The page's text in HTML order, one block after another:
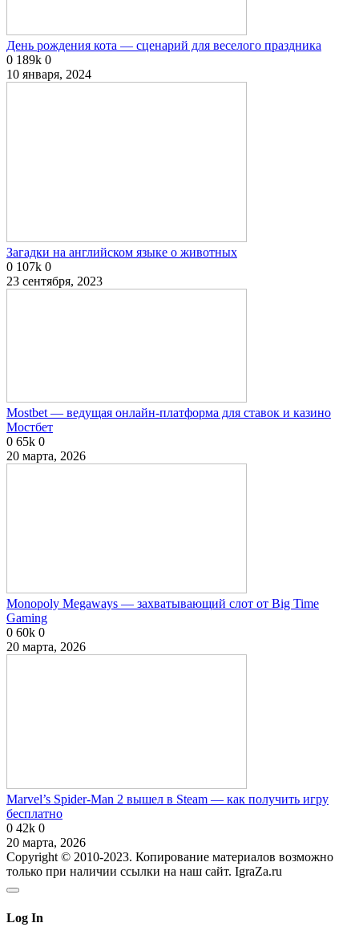
День рождения кота — сценарий для веселого праздника
0 189k 0
10 января, 2024
Загадки на английском языке о животных
0 107k 0
23 сентября, 2023
Mostbet — ведущая онлайн-платформа для ставок и казино
Мостбет
0 65k 0
20 марта, 2026
Monopoly Megaways — захватывающий слот от Big Time
Gaming
0 60k 0
20 марта, 2026
Marvel’s Spider-Man 2 вышел в Steam — как получить игру
бесплатно
0 42k 0
20 марта, 2026
Copyright © 2010-2023. Копирование материалов возможно
только при наличии ссылки на наш сайт. IgraZa.ru
Log In